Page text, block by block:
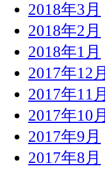
2018年3月
2018年2月
2018年1月
2017年12月
2017年11月
2017年10月
2017年9月
2017年8月